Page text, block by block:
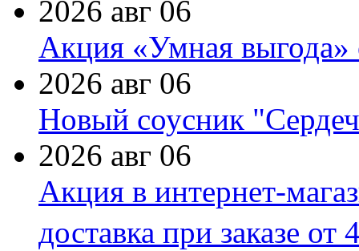
2026 авг 06
Акция «Умная выгода»
2026 авг 06
Новый соусник
2026 авг 06
Акция в интернет-
доставка при заказе от